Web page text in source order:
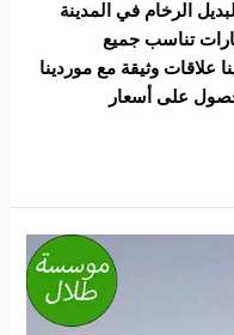
الرخام في المدينة
تناسب جميع
علاقات وثيقة مع موردينا
على أسعار